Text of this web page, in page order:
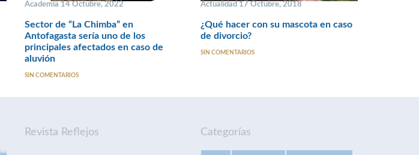
Academia 14 Octubre, 2022
Sector de “La Chimba” en
Antofagasta sería uno de los
principales afectados en caso de
aluvión
SIN COMENTARIOS
Actualidad 17 Octubre, 2018
¿Qué hacer con su mascota en caso
de divorcio?
SIN COMENTARIOS
Revista Reflejos Categorías